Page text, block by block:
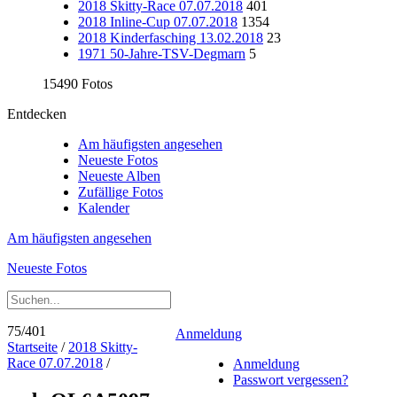
2018 Skitty-Race 07.07.2018 401
2018 Inline-Cup 07.07.2018 1354
2018 Kinderfasching 13.02.2018 23
1971 50-Jahre-TSV-Degmarn 5
15490 Fotos
Entdecken
Am häufigsten angesehen
Neueste Fotos
Neueste Alben
Zufällige Fotos
Kalender
Am häufigsten angesehen
Neueste Fotos
Anmeldung
Anmeldung
Passwort vergessen?
75/401
Startseite / 2018 Skitty-
Race 07.07.2018 /